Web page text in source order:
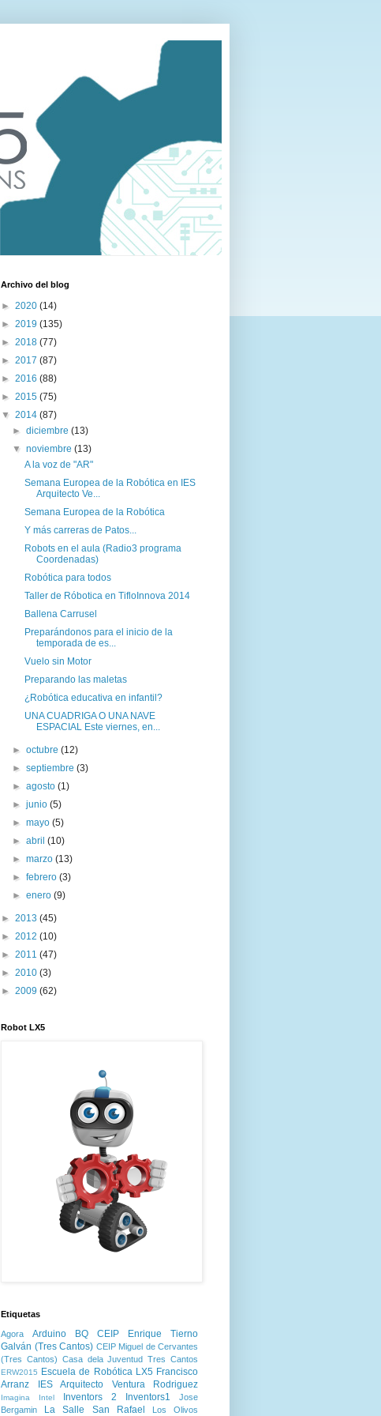
Archivo del blog
► 2020 (14)
► 2019 (135)
► 2018 (77)
► 2017 (87)
► 2016 (88)
► 2015 (75)
▼ 2014 (87)
►diciembre(13)
▼noviembre(13)
A la voz de "AR"
Semana Europea de la Robótica en IES
Arquitecto Ve...
Semana Europea de la Robótica
Y más carreras de Patos...
Robots en el aula (Radio3 programa
Coordenadas)
Robótica para todos
Taller de Róbotica en TifloInnova 2014
Ballena Carrusel
Preparándonos para el inicio de la
temporada de es...
Vuelo sin Motor
Preparando las maletas
¿Robótica educativa en infantil?
UNA CUADRIGA O UNA NAVE
ESPACIAL Este viernes, en...
►octubre(12)
►septiembre(3)
►agosto(1)
►junio(5)
►mayo(5)
►abril(10)
►marzo(13)
►febrero(3)
►enero(9)
► 2013 (45)
► 2012 (10)
► 2011 (47)
► 2010 (3)
► 2009 (62)
Robot LX5
Etiquetas
Agora Arduino BQ
CEIP Enrique Tierno
Galván (Tres Cantos) CEIP Miguel de Cervantes
(Tres Cantos) Casa dela Juventud Tres Cantos
ERW2015 Escuela de Robótica LX5 Francisco
Arranz
IES Arquitecto Ventura Rodriguez
Imagina Intel Inventors 2 Inventors1
Jose
Bergamin
La Salle San Rafael Los Olivos